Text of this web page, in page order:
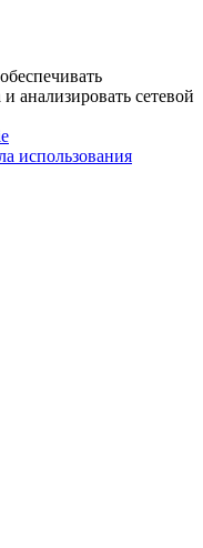
анализировать сетевой
использования